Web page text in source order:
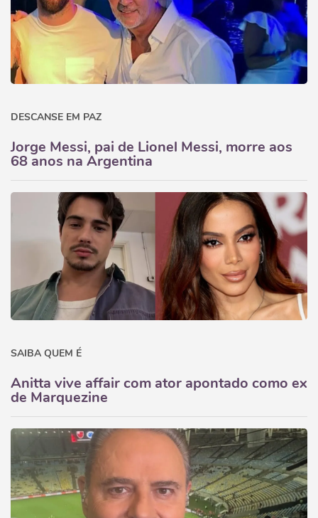
DESCANSE EM PAZ
Jorge Messi, pai de Lionel Messi, morre aos
68 anos na Argentina
SAIBA QUEM É
Anitta vive affair com ator apontado como ex
de Marquezine